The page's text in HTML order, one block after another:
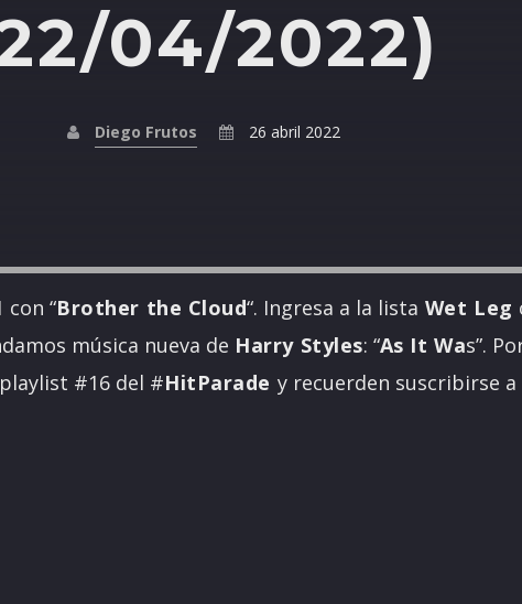
04/2022)
Diego Frutos 26 abril 2022
con “Brother the Cloud“. Ingresa a la lista Wet Leg
música nueva de Harry Styles: “As It Was”.
#16 del #HitParade y recuerden suscribirse